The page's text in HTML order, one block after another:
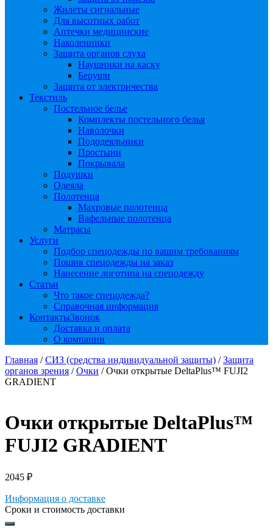
Жилеты сигнальные
Для высотных работ
Аптечки медицинские
Наколенники
Защита органов слуха
Наушники на каску
Беруши
Защита от электричества
Текстиль
Постельное белье
Комплекты постельного белья
Наволочки
Пододеяльники
Простыни
Покрывала
Подушки
Одеяла
Полотенца
Махровые полотенца
Вафельные полотенца
Матрасы
Услуги
Подбор спецодежды по вашим требованиям
Пошив спецодежды на заказ
Нанесение логотипа на спецодежду
Статьи
Что такое спецодежда?
Справочная информация
КонтактыЗвонок
Доставка и оплата
О компании
Главная /СИЗ (средства индивидуальной защиты) /Защита
органов зрения /Очки / Очки открытые DeltaPlus™ FUJI2
GRADIENT
Очки открытые DeltaPlus™
FUJI2 GRADIENT
2045 ₽
Информация о доставке
Сроки и стоимость доставки